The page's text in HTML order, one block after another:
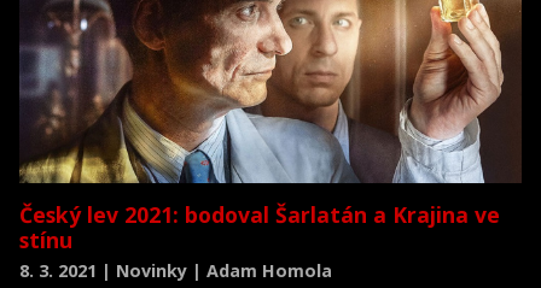
Český lev 2021: bodoval Šarlatán a Krajina ve
stínu
8. 3. 2021 | Novinky | Adam Homola